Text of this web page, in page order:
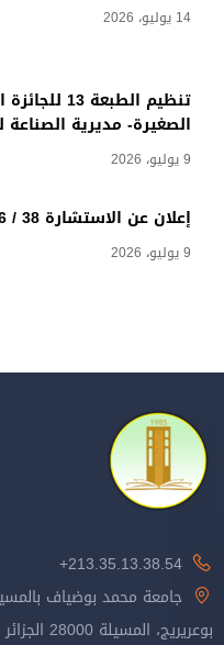
14 يوليو، 2026
تنظيم
الصغيرة- مديرية الصناعة
9 يوليو، 2026
إعلان عن الاستشارة 38 / 2026
9 يوليو، 2026
213.35.13.38.54+
جامعة محمد بوضياف
بوعريريج، المسيلة 28000 الجزائر